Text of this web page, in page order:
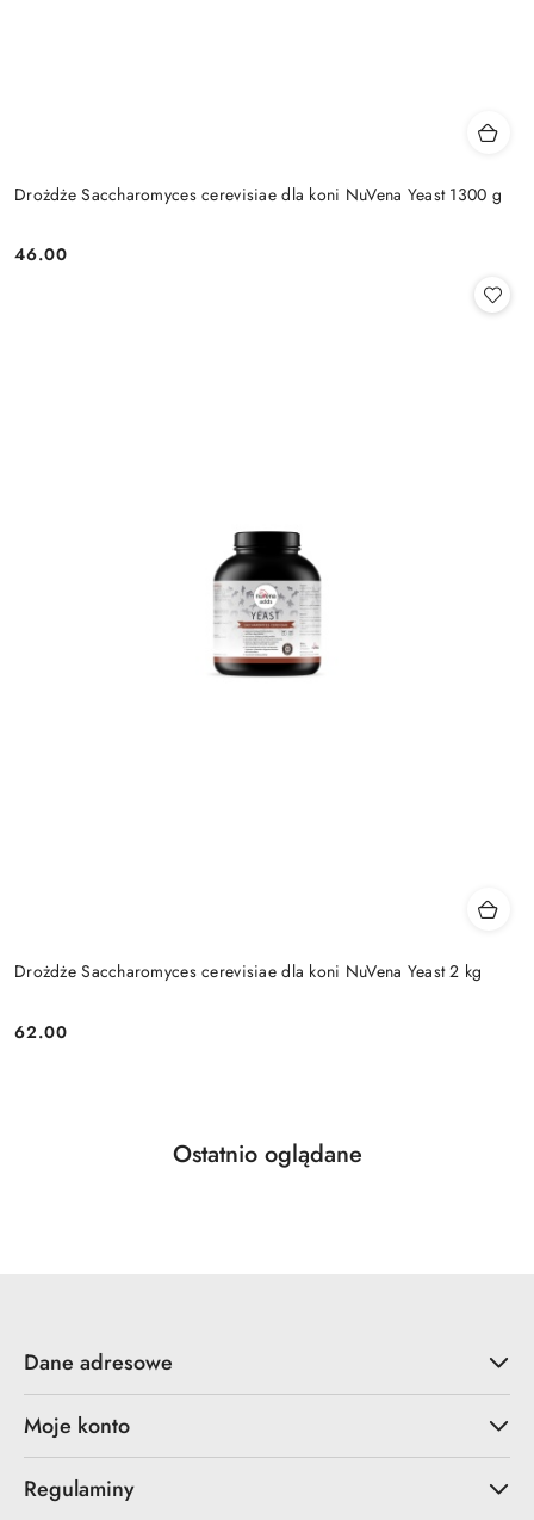
Drożdże Saccharomyces cerevisiae dla koni NuVena Yeast 1300 g
Cena:
46.00
Drożdże Saccharomyces cerevisiae dla koni NuVena Yeast 2 kg
Cena:
62.00
Pomiń karuzelę produktów
Produkty
Ostatnio oglądane
Dane adresowe
Moje konto
Regulaminy